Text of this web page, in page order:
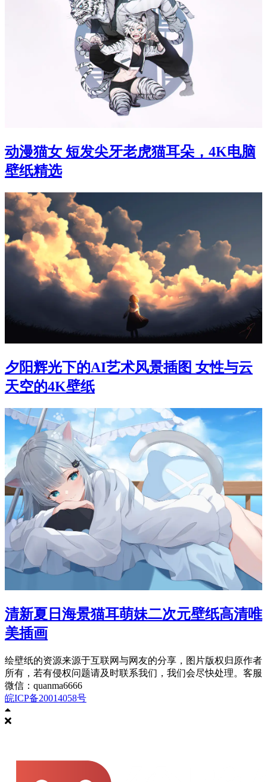
动漫猫女 短发尖牙老虎猫耳朵，4K电脑
壁纸精选
夕阳辉光下的AI艺术风景插图 女性与云
天空的4K壁纸
清新夏日海景猫耳萌妹二次元壁纸高清唯
美插画
绘壁纸的资源来源于互联网与网友的分享，图片版权归原作者
所有，若有侵权问题请及时联系我们，我们会尽快处理。客服
微信：quanma6666
皖ICP备20014058号